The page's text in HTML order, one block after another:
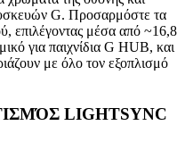
G. Προσαρμόστε τα
επιλέγοντας μέσα από ~16,8
για παιχνίδια G HUB, και
με όλο τον εξοπλισμό
LIGHTSYNC